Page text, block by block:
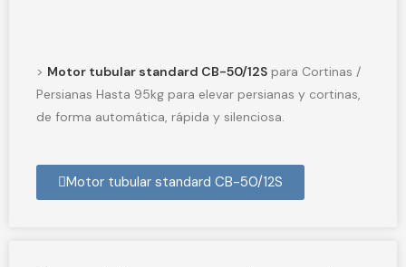
> Motor tubular standard CB-50/12S para Cortinas /
Persianas Hasta 95kg para elevar persianas y cortinas,
de forma automática, rápida y silenciosa.
Motor tubular standard CB-50/12S